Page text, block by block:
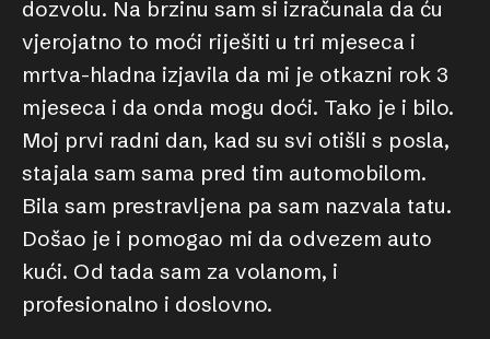
dozvolu. Na brzinu sam si izračunala da ću
vjerojatno to moći riješiti u tri mjeseca i
mrtva-hladna izjavila da mi je otkazni rok 3
mjeseca i da onda mogu doći. Tako je i bilo.
Moj prvi radni dan, kad su svi otišli s posla,
stajala sam sama pred tim automobilom.
Bila sam prestravljena pa sam nazvala tatu.
Došao je i pomogao mi da odvezem auto
kući. Od tada sam za volanom, i
profesionalno i doslovno.